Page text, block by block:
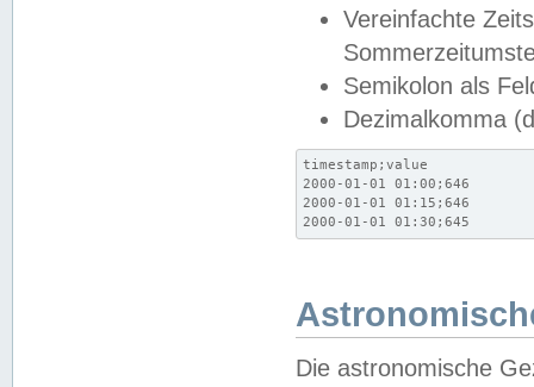
Vereinfachte
Semikolon als
Dezimalkomma
timestamp;value
2000-01-01 01:00;646
2000-01-01 01:15;646
2000-01-01 01:30;645
Die astronomische